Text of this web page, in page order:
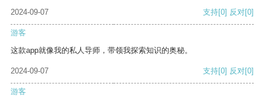
2024-09-07 支持[0] 反对[0]
游客
这款app就像我的私人导师，带领我探索知识的奥秘。
2024-09-07 支持[0] 反对[0]
游客